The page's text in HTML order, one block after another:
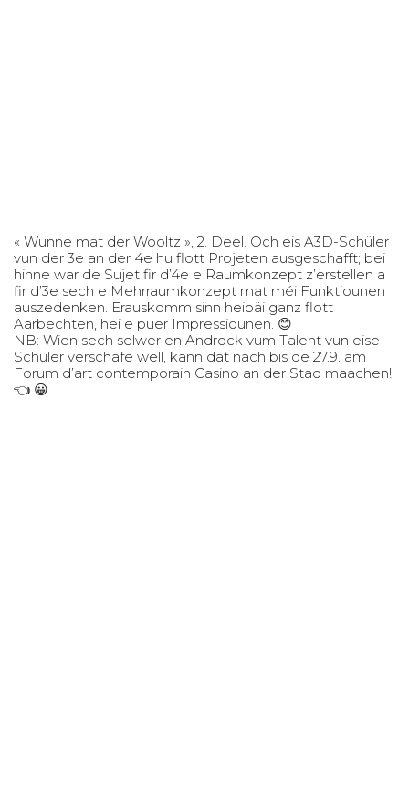
« Wunne mat der Wooltz », 2. Deel. Och eis A3D-Schüler
vun der 3e an der 4e hu flott Projeten ausgeschafft; bei
hinne war de Sujet fir d’4e e Raumkonzept z’erstellen a
fir d’3e sech e Mehrraumkonzept mat méi Funktiounen
auszedenken. Erauskomm sinn heibäi ganz flott
Aarbechten, hei e puer Impressiounen. 😊
NB: Wien sech selwer en Androck vum Talent vun eise
Schüler verschafe wëll, kann dat nach bis de 27.9. am
Forum d’art contemporain Casino an der Stad maachen!
👈 😀